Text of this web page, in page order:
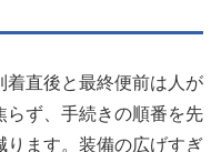
着直後と最終便前は人が
らず、手続きの順番を先
ります。装備の広げすぎ